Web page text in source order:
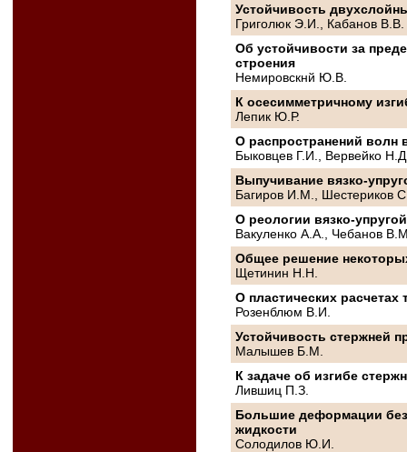
Устойчивость
Григолюк Э.И., Кабанов В.В.
Об устойчивости за
строения
Немировскнй Ю.В.
К осесимметричному
Лепик Ю.Р.
О распространений волн
Быковцев Г.И., Вервейко
Выпучивание вязко-
Багиров И.М., Шестериков
О реологии вязко-
Вакуленко A.А., Чебанов
Общее решение
Щетинин Н.Н.
О пластических
Розенблюм B.И.
Устойчивость стержней
Малышев Б.М.
К задаче об изгибе
Лившиц П.З.
Большие деформации
жидкости
Солодилов Ю.И.